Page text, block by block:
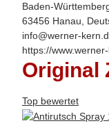
Baden-
63456 Hanau,
info@werner-
https://
Original
Top bewertet